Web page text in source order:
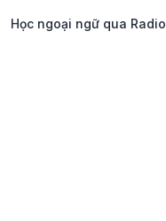
Học ngoại ngữ qua Radio